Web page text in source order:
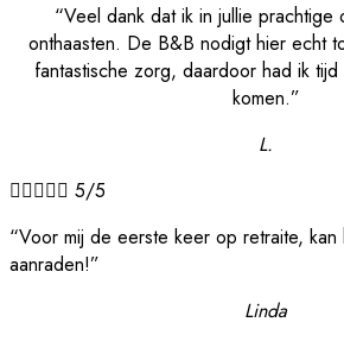
“Veel dank dat ik in jullie prachtige
onthaasten. De B&B nodigt hier echt
fantastische zorg, daardoor had ik
komen.”
L.
 5/5
“Voor mij de eerste keer op retraite,
aanraden!”
Linda